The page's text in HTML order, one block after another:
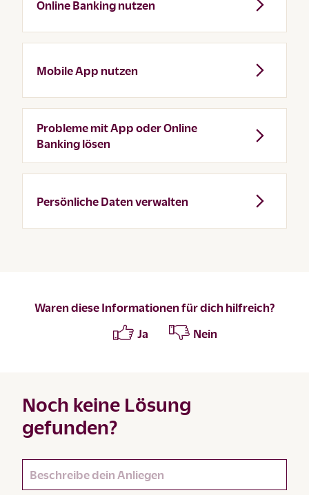
Online Banking nutzen
Mobile App nutzen
Probleme mit App oder Online
Banking lösen
Persönliche Daten verwalten
Waren diese Informationen für dich hilfreich?
Ja
Nein
Noch keine Lösung
gefunden?